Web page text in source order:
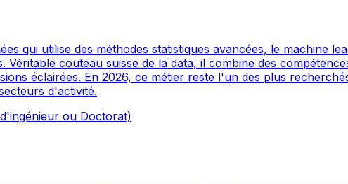
qui utilise des méthodes statistiques avancées, le machine
Véritable couteau suisse de la data, il combine des
éclairées. En 2026, ce métier reste l'un des plus
d'activité.
ou Doctorat)